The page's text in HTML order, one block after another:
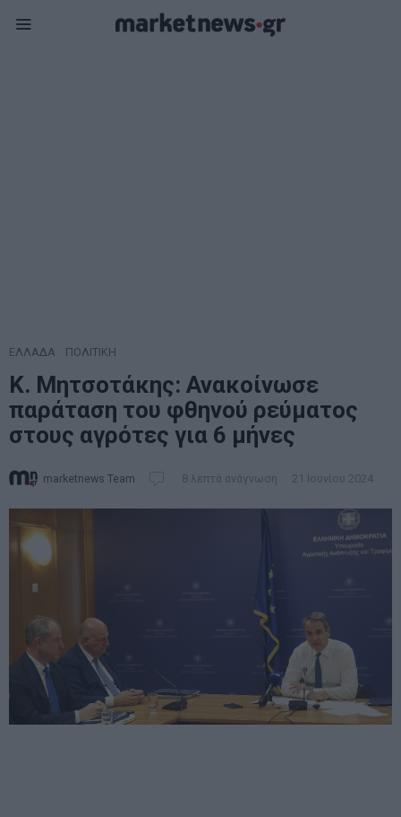
ΕΛΛΑΔΑ ΠΟΛΙΤΙΚΗ
Κ. Μητσοτάκης: Ανακοίνωσε
παράταση του φθηνού ρεύματος
στους αγρότες για 6 μήνες
marketnews Team 8 λεπτά ανάγνωση 21 Ιουνίου 2024